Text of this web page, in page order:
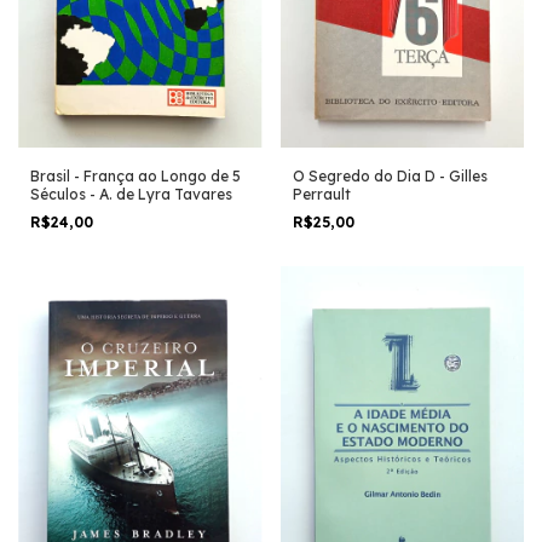
Brasil - França ao Longo de 5
Séculos - A. de Lyra Tavares
R$24,00
O Segredo do Dia D - Gilles
Perrault
R$25,00